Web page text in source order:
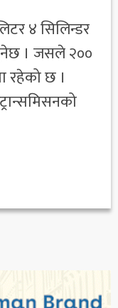
४ सिलिन्डर
। जसले २००
रहेको छ ।